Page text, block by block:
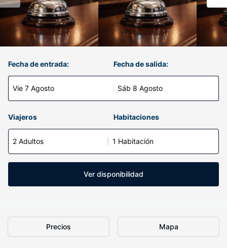
Fecha de entrada:
Vie 7 Agosto
Fecha de salida:
Sáb 8 Agosto
Viajeros Habitaciones
2 Adultos 1 Habitación
Ver disponibilidad
Precios Mapa